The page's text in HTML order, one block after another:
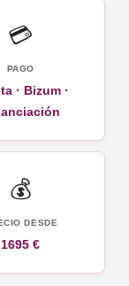
💳
PAGO
· Bizum ·
💰
DESDE
1695 €